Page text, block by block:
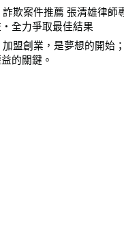
欺案件推薦 張清雄律師
・全力爭取最佳結果
盟創業，是夢想的開始
的關鍵。